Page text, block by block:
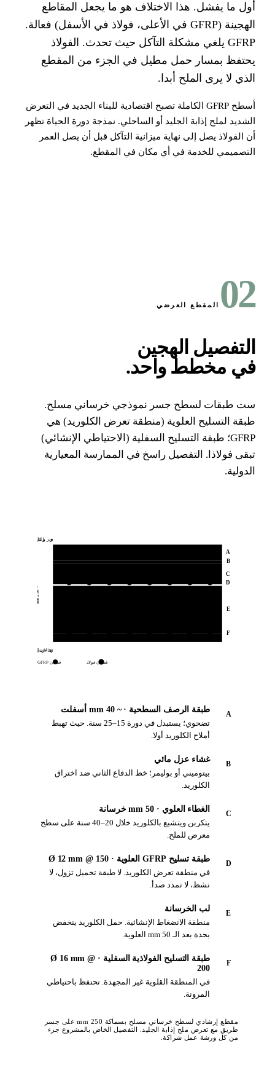
ما يفشل. هذا الاختلاف هو ما يجعل المقاطع
الهجينة (GFRP في الأعلى، فولاذ في الأسفل) فعالة.
GFRP يلغي مشكلة التآكل حيث تحدث. الفولاذ
بمسار حمل مطيل في الجزء من المقطع
لا يرى الملح أبدا.
أسطح GFRP الكاملة تصبح اقتصادية للبناء الجديد في التعرض
لملح إذابة الجليد أو الساحلي. نمذجة دورة الحياة تظهر
الفولاذ يصل إلى نهاية ميزانية التآكل قبل أن يصل العمر
للخدمة في أي مكان في المقطع.
المقطع العرضي
الهجين
مخطط واحد
طبقات لسطح جسر نموذجي خرساني مسلح.
التسليح العلوية (منطقة تعرض الكلوريد) هي
GFRP؛ طبقة التسليح السفلية (الاحتياطي الإنشائي)
فولاذا. التفصيل راسخ في الممارسة المعيارية
علوي · منطقة تعرض الكلوريد
سفلي · احتياطي شد إنشائي
قضبان GFRP
طبقة الرصف السطحية · ~ 40 mm أسفلت
تضحوي؛ يستبدل في دورة 15–25 سنة. حيث تهبط
أملاح الكلوريد أولا.
غشاء عزل مائي
بيتوميني أو بوليمر؛ خط الدفاع الثاني ضد اختراق
الغطاء العلوي · 50 mm خرسانة
يتكربن ويتشبع بالكلوريد خلال 20–40 سنة على سطح
معرض للملح.
طبقة تسليح GFRP العلوية · Ø 12 mm @ 150
في منطقة تعرض الكلوريد. لا طبقة تخميل تزول، لا
تشظ، لا تمدد صدأ.
لب الخرسانة
منطقة الانضغاط الإنشائية. حمل الكلوريد ينخفض
بحدة بعد الـ 50 mm العلوية.
طبقة التسليح الفولاذية السفلية · Ø 16 mm @
200
في المنطقة القلوية غير المجهدة. تحتفظ باحتياطي
مقطع إرشادي لسطح خرساني مسلح بسماكة 250 mm على جسر
طريق مع تعرض ملح إذابة الجليد. التفصيل الخاص بالمشروع جزء
من كل ورشة عمل شراكة.